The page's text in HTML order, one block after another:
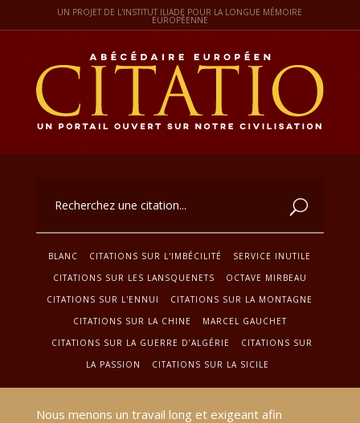
UN PROJET DE L'INSTITUT ILIADE POUR LA LONGUE MÉMOIRE
EUROPÉENNE
BLANC CITATIONS SUR L'IMBÉCILITÉ
SERVICE INUTILE
CITATIONS SUR LES LANSQUENETS
OCTAVE MIRBEAU
CITATIONS SUR L'ENNUI
CITATIONS SUR LA MONTAGNE
CITATIONS SUR LA CHINE
MARCEL GAUCHET
CITATIONS SUR LA GUERRE D’ALGÉRIE
CITATIONS SUR
LA PASSION
CITATIONS SUR LA SICILE
Nous menons un travail long et exigeant afin